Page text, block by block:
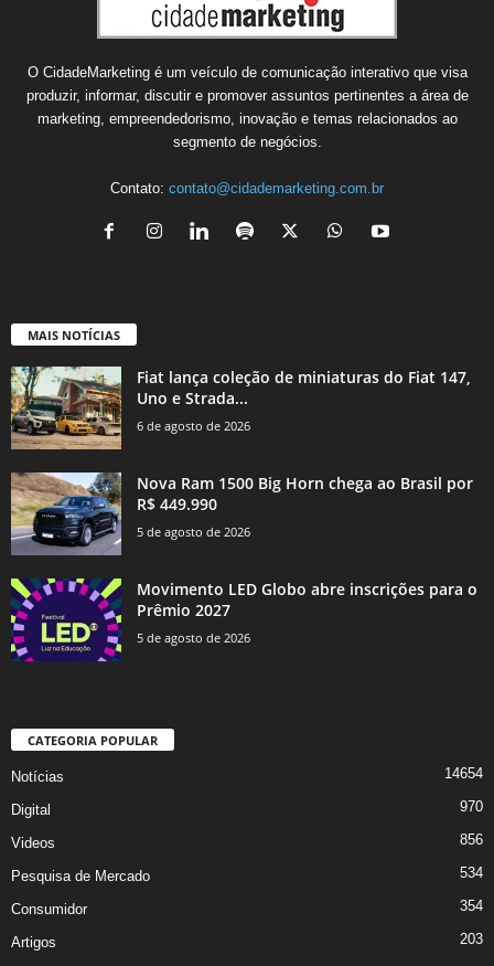
O CidadeMarketing é um veículo de comunicação interativo que visa
produzir, informar, discutir e promover assuntos pertinentes a área de
marketing, empreendedorismo, inovação e temas relacionados ao
segmento de negócios.
Contato: contato@cidademarketing.com.br
MAIS NOTÍCIAS
Fiat lança coleção de miniaturas do Fiat 147,
Uno e Strada...
6 de agosto de 2026
Nova Ram 1500 Big Horn chega ao Brasil por
R$ 449.990
5 de agosto de 2026
Movimento LED Globo abre inscrições para o
Prêmio 2027
5 de agosto de 2026
CATEGORIA POPULAR
Notícias 14654
Digital 970
Videos 856
Pesquisa de Mercado 534
Consumidor 354
Artigos
203